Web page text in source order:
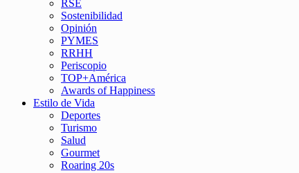
RSE
Sostenibilidad
Opinión
PYMES
RRHH
Periscopio
TOP+América
Awards of Happiness
Estilo de Vida
Deportes
Turismo
Salud
Gourmet
Roaring 20s